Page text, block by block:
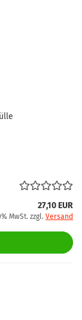
27,10 EUR
MwSt. zzgl. Versand